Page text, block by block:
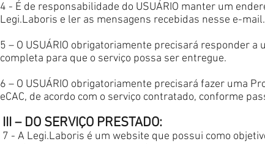
4 - É de responsabilidade do USUÁRIO manter um
Legi.Laboris e ler as mensagens recebidas nesse e-mail.
5 – O USUÁRIO obrigatoriamente precisará responder
completa para que o serviço possa ser entregue.
​6 – O USUÁRIO obrigatoriamente precisará fazer uma
eCAC, de acordo com o serviço contratado, conforme
III – DO SERVIÇO PRESTADO:
7 - A Legi.Laboris é um website que possui como